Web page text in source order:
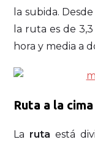
la subida.
la ruta es de
hora y media a
Ruta a la
La ruta está